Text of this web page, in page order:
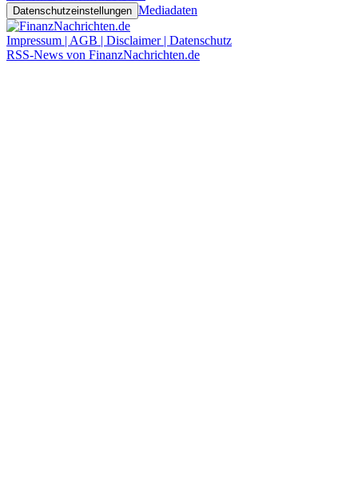
Datenschutzeinstellungen Mediadaten
Impressum | AGB | Disclaimer | Datenschutz
RSS-News von FinanzNachrichten.de